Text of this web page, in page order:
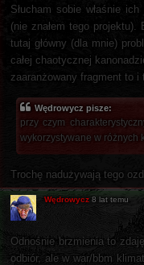
Słucham sobie właśnie
(nie znałem tego
tutaj główny (dla mnie)
całej chaotycznej
zaaranżowany fragment to i
Wędrowycz pisze:
przy czym
wykorzystywane w różnych
Trochę nadużywają tego
Wędrowycz 8 lat temu
Odnośnie brzmienia to
odbiór, ale w war/bbm